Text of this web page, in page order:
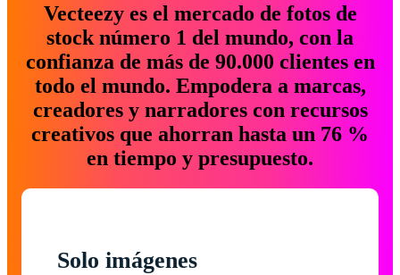
Vecteezy es el mercado de fotos de
stock número 1 del mundo, con la
confianza de más de 90.000 clientes en
todo el mundo. Empodera a marcas,
creadores y narradores con recursos
creativos que ahorran hasta un 76 %
en tiempo y presupuesto.
Solo imágenes